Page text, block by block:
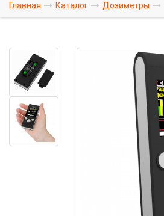
Главная Каталог Дозиметры